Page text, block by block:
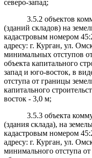
северо-запад;
3.5.2 объектов
(зданий складов) на
кадастровым номером
адресу: г. Курган, ул.
минимальных отступов
объекта капитального
запад и юго-восток, в
отступа от границы
капитального
восток - 3,0 м;
3.5.3 объекта
(здания склада), на
кадастровым номером
адресу: г. Курган, ул.
минимального отступа